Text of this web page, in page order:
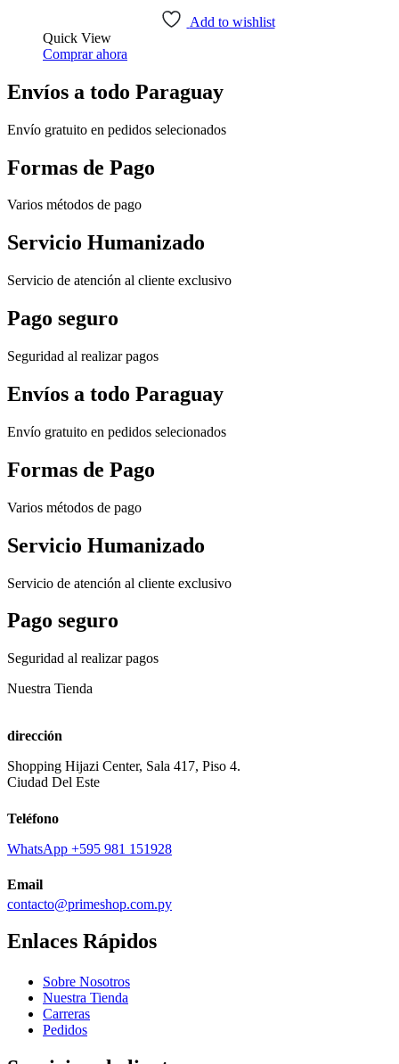
Add to wishlist
Quick View
Comprar ahora
Envíos a todo Paraguay
Envío gratuito en pedidos selecionados
Formas de Pago
Varios métodos de pago
Servicio Humanizado
Servicio de atención al cliente exclusivo
Pago seguro
Seguridad al realizar pagos
Envíos a todo Paraguay
Envío gratuito en pedidos selecionados
Formas de Pago
Varios métodos de pago
Servicio Humanizado
Servicio de atención al cliente exclusivo
Pago seguro
Seguridad al realizar pagos
Nuestra Tienda
dirección
Shopping Hijazi Center, Sala 417, Piso 4.
Ciudad Del Este
Teléfono
WhatsApp +595 981 151928
Email
contacto@primeshop.com.py
Enlaces Rápidos
Sobre Nosotros
Nuestra Tienda
Carreras
Pedidos